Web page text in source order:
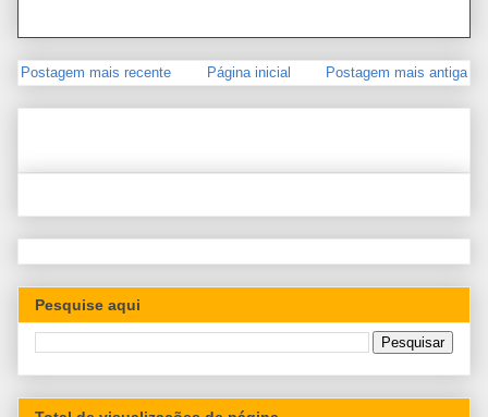
Postagem mais recente Postagem mais antiga
Página inicial
Pesquise aqui